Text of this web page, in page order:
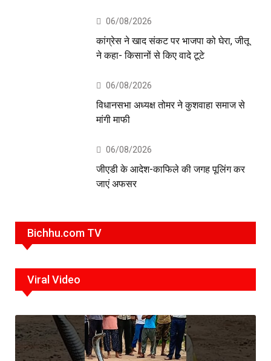
06/08/2026
कांग्रेस ने खाद संकट पर भाजपा को घेरा, जीतू
ने कहा- किसानों से किए वादे टूटे
06/08/2026
विधानसभा अध्यक्ष तोमर ने कुशवाहा समाज से
मांगी माफी
06/08/2026
जीएडी के आदेश-काफिले की जगह पूलिंग कर
जाएं अफसर
Bichhu.com TV
Viral Video